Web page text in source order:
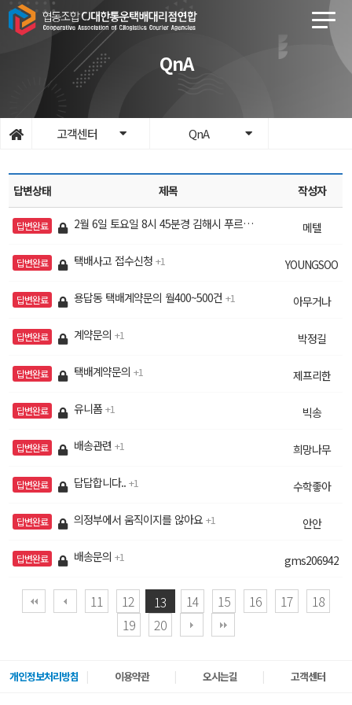
QnA
고객센터 QnA
답변상태 제목 작성자
답변완료 2월 6일 토요일 8시 45분경 김해시 푸르지오 1차 메텔
답변완료 택배사고 접수신청 1 YOUNGSOO
답변완료 용답동 택배계약문의 월400~500건 1 아무거나
답변완료 계약문의 1 박정길
답변완료 택배계약문의 1 제프리한
답변완료 유니폼 1 빅송
답변완료 배송관련 1 희망나무
답변완료 답답합니다.. 1 수학좋아
답변완료 의정부에서 움직이지를 않아요 1 안안
답변완료 배송문의 1 gms206942
11 12 13 14 15 16 17
18
19
20
개인정보처리방침 이용약관 오시는길 고객센터